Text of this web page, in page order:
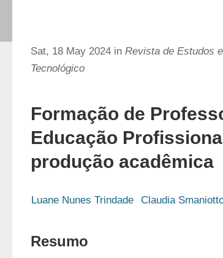
Sat, 18 May 2024 in Revista de Estudos
Tecnológico
Formação de
Educação
produção acadêmica
Luane Nunes Trindade Claudia
Resumo